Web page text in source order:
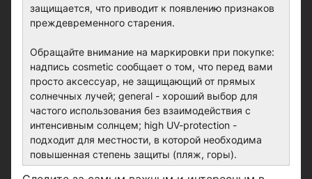
защищается, что приводит к появлению признаков
преждевременного старения.
Обращайте внимание на маркировки при покупке:
надпись cosmetic сообщает о том, что перед вами
просто аксессуар, не защищающий от прямых
солнечных лучей; general - хороший выбор для
частого использования без взаимодействия с
интенсивным солнцем; high UV-protection -
подходит для местности, в которой необходима
повышенная степень защиты (пляж, горы).